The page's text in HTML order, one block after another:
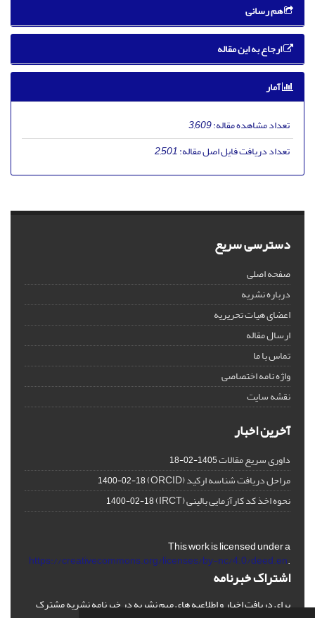
هم رسانی
ارجاع به این مقاله
آمار
تعداد مشاهده مقاله:3,609
تعداد دریافت فایل اصل مقاله:2,501
دسترسی سریع
صفحه اصلی
درباره نشریه
اعضای هیات تحریریه
ارسال مقاله
تماس با ما
واژه نامه اختصاصی
نقشه سایت
آخرین اخبار
داوری سریع مقالات1405-02-18
مراحل دریافت شناسه ارکید (ORCID) 1400-02-18
نحوه اخذ کد کارآزمایی بالینی (IRCT) 1400-02-18
This work is licensed under a
https://creativecommons.org/licenses/by-nc/4.0/deed.en.
اشتراک خبرنامه
برای دریافت اخبار و اطلاعیه های مهم نشریه در خبرنامه نشریه مشترک